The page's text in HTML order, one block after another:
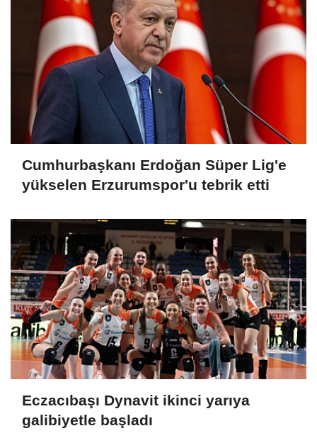
Cumhurbaşkanı Erdoğan Süper Lig'e
yükselen Erzurumspor'u tebrik etti
Eczacıbaşı Dynavit ikinci yarıya
galibiyetle başladı